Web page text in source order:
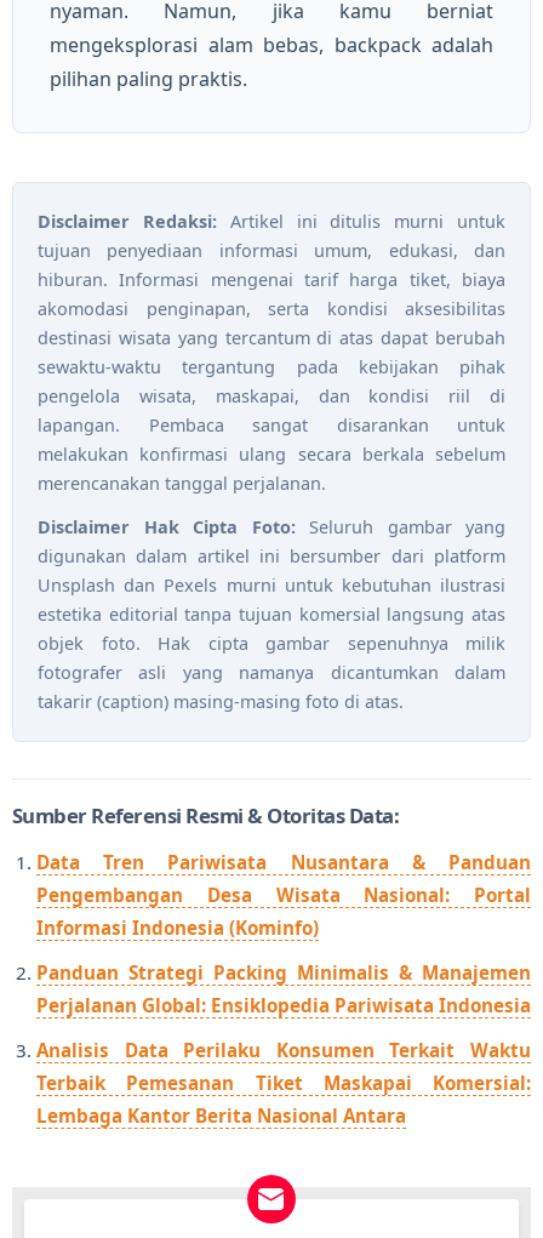
nyaman. Namun, jika kamu berniat
mengeksplorasi alam bebas, backpack adalah
pilihan paling praktis.
Disclaimer Redaksi: Artikel ini ditulis murni untuk
tujuan penyediaan informasi umum, edukasi, dan
hiburan. Informasi mengenai tarif harga tiket, biaya
akomodasi penginapan, serta kondisi aksesibilitas
destinasi wisata yang tercantum di atas dapat berubah
sewaktu-waktu tergantung pada kebijakan pihak
pengelola wisata, maskapai, dan kondisi riil di
lapangan. Pembaca sangat disarankan untuk
melakukan konfirmasi ulang secara berkala sebelum
merencanakan tanggal perjalanan.
Disclaimer Hak Cipta Foto: Seluruh gambar yang
digunakan dalam artikel ini bersumber dari platform
Unsplash dan Pexels murni untuk kebutuhan ilustrasi
estetika editorial tanpa tujuan komersial langsung atas
objek foto. Hak cipta gambar sepenuhnya milik
fotografer asli yang namanya dicantumkan dalam
takarir (caption) masing-masing foto di atas.
Sumber Referensi Resmi & Otoritas Data:
Data Tren Pariwisata Nusantara & Panduan
Pengembangan Desa Wisata Nasional: Portal
Informasi Indonesia (Kominfo)
Panduan Strategi Packing Minimalis & Manajemen
Perjalanan Global: Ensiklopedia Pariwisata Indonesia
Analisis Data Perilaku Konsumen Terkait Waktu
Terbaik Pemesanan Tiket Maskapai Komersial:
Lembaga Kantor Berita Nasional Antara